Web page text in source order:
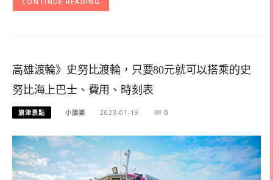
高雄渡輪》史努比渡輪，只要80元就可以搭乘的史
努比海上巴士、費用、時刻表
旗津景點 小腹婆 2023-01-19 0